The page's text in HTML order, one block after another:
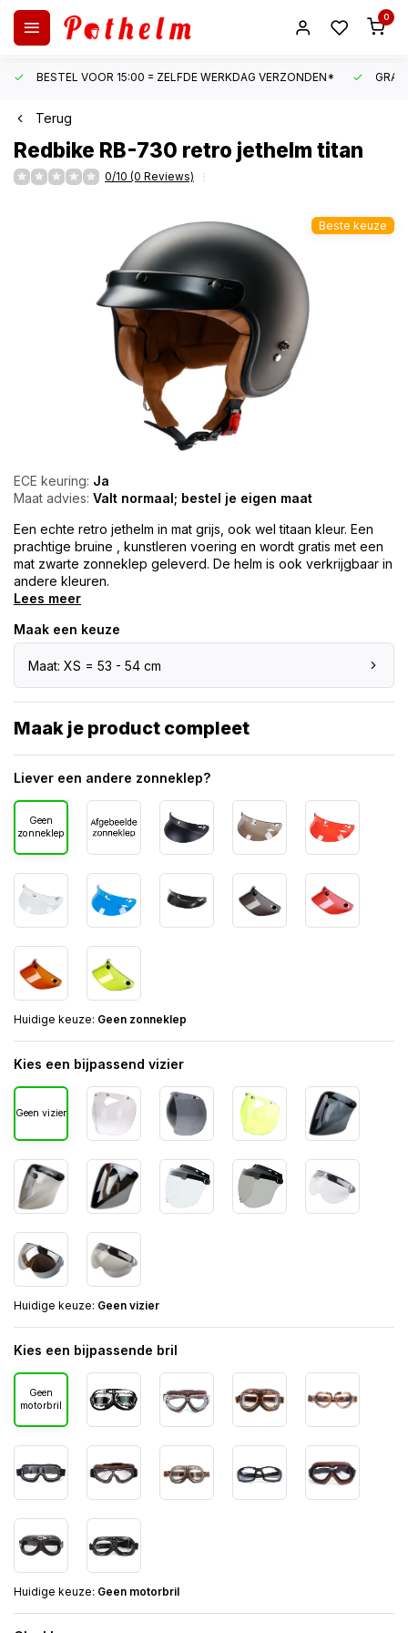
0
BESTEL VOOR 15:00 = ZELFDE WERKDAG VERZONDEN*
Terug
Redbike RB-730 retro jethelm titan
0/10 (0 Reviews)
Beste keuze
ECE keuring: Ja
Maat advies: Valt normaal; bestel je eigen maat
Een echte retro jethelm in mat grijs, ook wel titaan kleur. Een
prachtige bruine , kunstleren voering en wordt gratis met een
mat zwarte zonneklep geleverd. De helm is ook verkrijgbaar in
andere kleuren.
Lees meer
Maak een keuze
Maat: XS = 53 - 54 cm
Maak je product compleet
Liever een andere zonneklep?
Geen
zonneklep
Huidige keuze: Geen zonneklep
Kies een bijpassend vizier
Geen vizier
Huidige keuze: Geen vizier
Kies een bijpassende bril
Geen
motorbril
Huidige keuze: Geen motorbril